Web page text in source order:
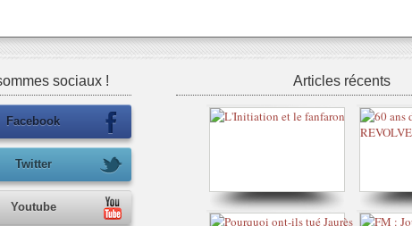
sociaux !
Facebook
Twitter
Youtube
Articles récents